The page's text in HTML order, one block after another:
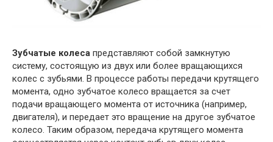
Зубчатые колеса представляют собой замкнутую
систему, состоящую из двух или более вращающихся
колес с зубьями. В процессе работы передачи крутящего
момента, одно зубчатое колесо вращается за счет
подачи вращающего момента от источника (например,
двигателя), и передает это вращение на другое зубчатое
колесо. Таким образом, передача крутящего момента